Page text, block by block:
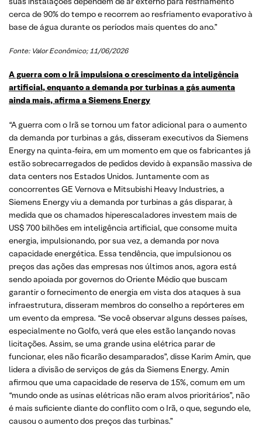
cerca de 90% do tempo e recorrem ao resfriamento evaporativo à
base de água durante os períodos mais quentes do ano.”
Fonte: Valor Econômico; 11/06/2026
A guerra com o Irã impulsiona o crescimento da inteligência
artificial, enquanto a demanda por turbinas a gás aumenta
ainda mais, afirma a Siemens Energy
“A guerra com o Irã se tornou um fator adicional para o aumento
da demanda por turbinas a gás, disseram executivos da Siemens
Energy na quinta-feira, em um momento em que os fabricantes já
estão sobrecarregados de pedidos devido à expansão massiva de
data centers nos Estados Unidos. Juntamente com as
concorrentes GE Vernova e Mitsubishi Heavy Industries, a
Siemens Energy viu a demanda por turbinas a gás disparar, à
medida que os chamados hiperescaladores investem mais de
US$ 700 bilhões em inteligência artificial, que consome muita
energia, impulsionando, por sua vez, a demanda por nova
capacidade energética. Essa tendência, que impulsionou os
preços das ações das empresas nos últimos anos, agora está
sendo apoiada por governos do Oriente Médio que buscam
garantir o fornecimento de energia em vista dos ataques à sua
infraestrutura, disseram membros do conselho a repórteres em
um evento da empresa. “Se você observar alguns desses países,
especialmente no Golfo, verá que eles estão lançando novas
licitações. Assim, se uma grande usina elétrica parar de
funcionar, eles não ficarão desamparados”, disse Karim Amin, que
lidera a divisão de serviços de gás da Siemens Energy. Amin
afirmou que uma capacidade de reserva de 15%, comum em um
“mundo onde as usinas elétricas não eram alvos prioritários”, não
é mais suficiente diante do conflito com o Irã, o que, segundo ele,
causou o aumento dos preços das turbinas.”